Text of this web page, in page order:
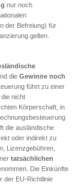
nur noch
der Befreiung) für
gelten.
die Gewinne noch
führt zu einer
die nicht
Körperschaft, in
die ausländische
oder indirekt zu
Lizenzgebühren,
tatsächlichen
Die Einkünfte
der EU-Richtlinie